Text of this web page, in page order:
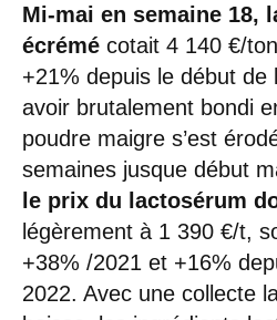
Mi-mai en semaine 18,
écrémé cotait 4 140 €/
+21% depuis le début de
avoir brutalement bondi
poudre maigre s’est
semaines jusque début
le prix du lactosérum
légèrement à 1 390 €/t,
+38% /2021 et +16%
2022. Avec une collecte